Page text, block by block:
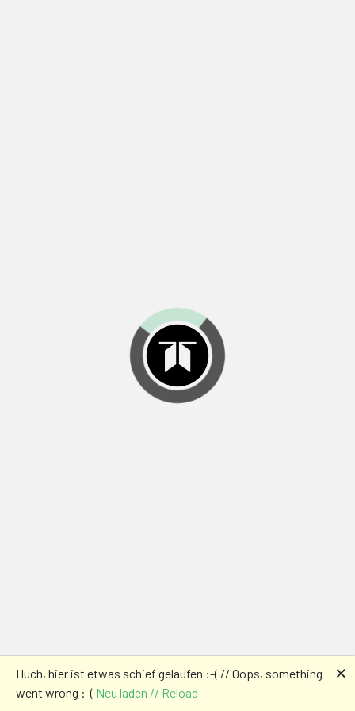
Huch, hier ist etwas schief gelaufen :-( // Oops, something
went wrong :-( Neu laden // Reload
🗙